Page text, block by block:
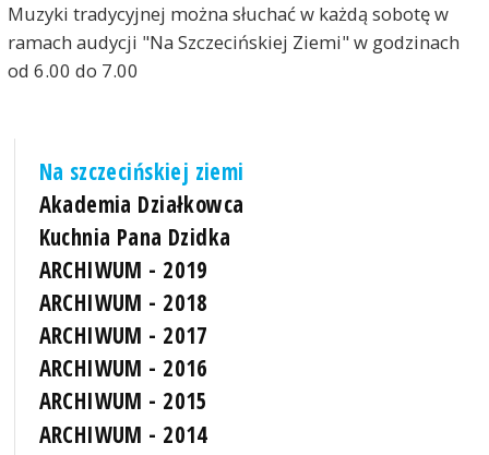
Muzyki tradycyjnej można słuchać w każdą sobotę w
ramach audycji "Na Szczecińskiej Ziemi" w godzinach
od 6.00 do 7.00
Na szczecińskiej ziemi
Akademia Działkowca
Kuchnia Pana Dzidka
ARCHIWUM - 2019
ARCHIWUM - 2018
ARCHIWUM - 2017
ARCHIWUM - 2016
ARCHIWUM - 2015
ARCHIWUM - 2014